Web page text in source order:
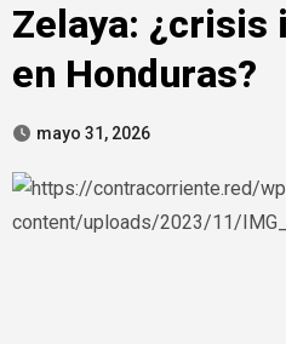
Zelaya: ¿crisis
en Honduras?
mayo 31, 2026